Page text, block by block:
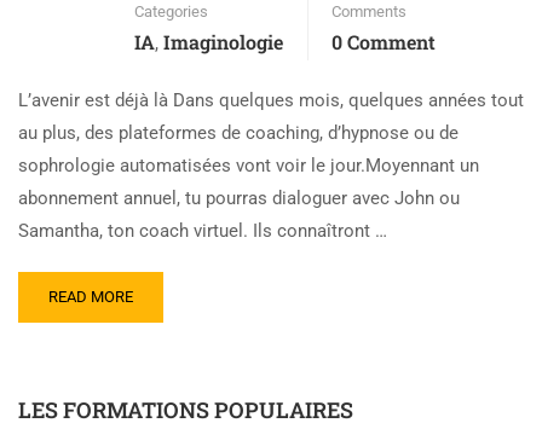
Categories
IA, Imaginologie
Comments
0 Comment
L’avenir est déjà là Dans quelques mois, quelques années tout
au plus, des plateformes de coaching, d’hypnose ou de
sophrologie automatisées vont voir le jour.Moyennant un
abonnement annuel, tu pourras dialoguer avec John ou
Samantha, ton coach virtuel. Ils connaîtront …
READ MORE
LES FORMATIONS POPULAIRES